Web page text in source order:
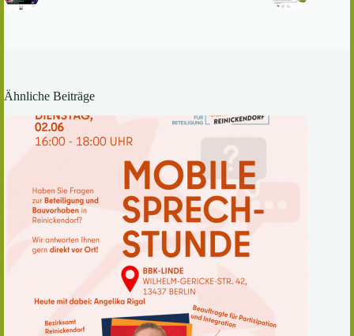
Ähnliche Beiträge